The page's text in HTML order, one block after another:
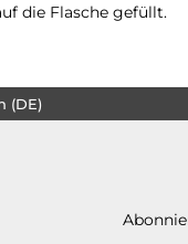
die Flasche gefüllt.
(DE)